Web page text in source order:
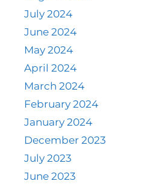
July 2024
June 2024
May 2024
April 2024
March 2024
February 2024
January 2024
December 2023
July 2023
June 2023